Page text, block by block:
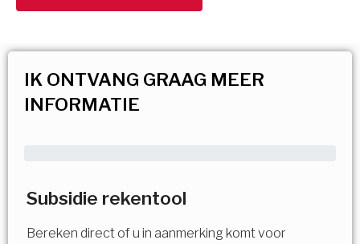
IK ONTVANG GRAAG MEER
INFORMATIE
Subsidie rekentool
Bereken direct of u in aanmerking komt voor